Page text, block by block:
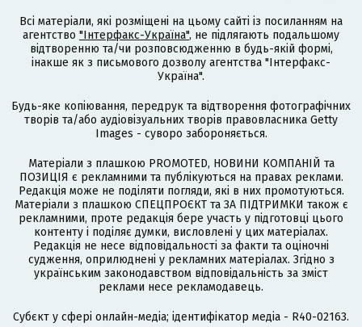
Всі матеріали, які розміщені на цьому сайті із посиланням на
агентство "Інтерфакс-Україна", не підлягають подальшому
відтворенню та/чи розповсюдженню в будь-якій формі,
інакше як з письмового дозволу агентства "Інтерфакс-
Україна".
Будь-яке копіювання, передрук та відтворення фотографічних
творів та/або аудіовізуальних творів правовласника Getty
Images - суворо забороняється.
Матеріали з плашкою PROMOTED, НОВИНИ КОМПАНІЙ та
ПОЗИЦІЯ є рекламними та публікуються на правах реклами.
Редакція може не поділяти погляди, які в них промотуються.
Матеріали з плашкою СПЕЦПРОЄКТ та ЗА ПІДТРИМКИ також є
рекламними, проте редакція бере участь у підготовці цього
контенту і поділяє думки, висловлені у цих матеріалах.
Редакція не несе відповідальності за факти та оціночні
судження, оприлюднені у рекламних матеріалах. Згідно з
українським законодавством відповідальність за зміст
реклами несе рекламодавець.
Cубєкт у сфері онлайн-медіа; ідентифікатор медіа - R40-02163.